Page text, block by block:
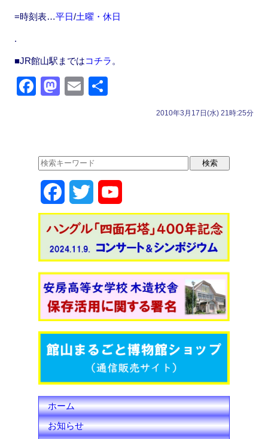
=時刻表…平日/土曜・休日
.
■JR館山駅まではコチラ 。
F
b
o
o
k
M
d
o
n
E
2010年3月17日(水) 21時:25分
a
e
b
o
o
w
t
t
e
r
o
T
u
b
e
C
h
a
n
ホーム
お知らせ